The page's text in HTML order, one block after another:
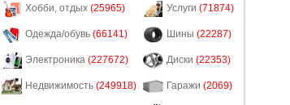
Хобби, отдых (25965) Услуги (71874)
Одежда/обувь (66141) Шины (22287)
Электроника (227672) Диски (22353)
Недвижимость (249918) Гаражи (2069)